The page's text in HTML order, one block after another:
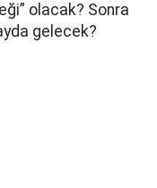
olacak? Sonra
gelecek?